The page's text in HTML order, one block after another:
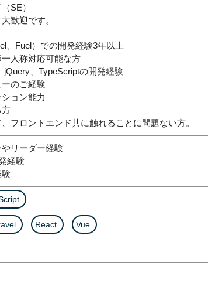
SE）
歓迎です。
、Fuel）での開発経験3年以上
一人称対応可能な方
jQuery、TypeScriptの開発経験
ーのご経験
ション能力
方
、フロントエンド共に触れることに問題ない方。
やリーダー経験
経験
験
React Vue